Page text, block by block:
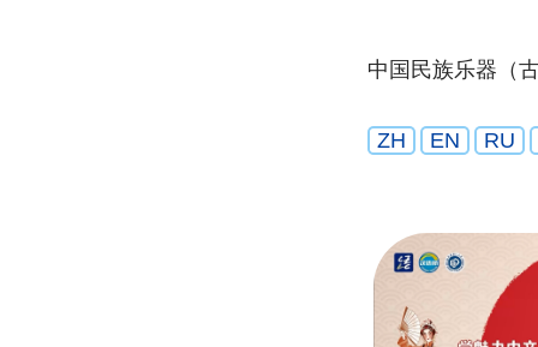
中国民族乐器（
ZH EN RU